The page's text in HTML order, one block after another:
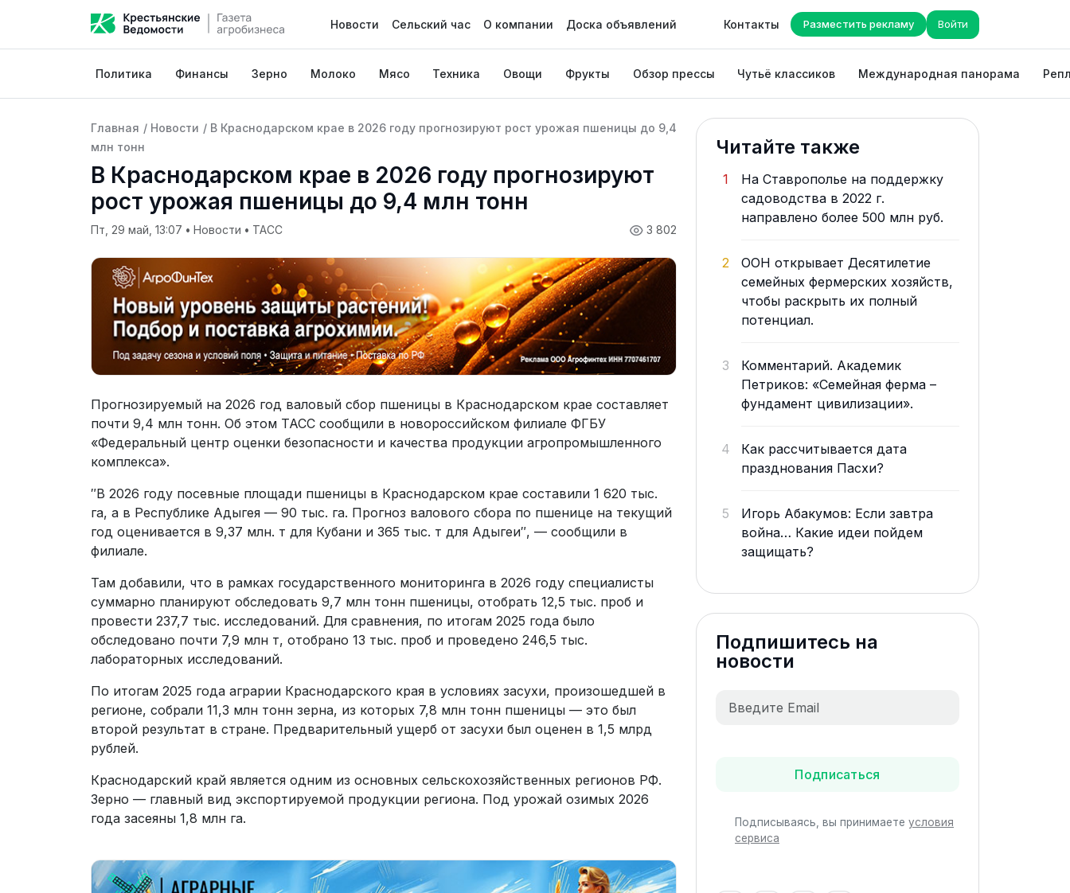
Новости Сельский час О компании Доска объявлений Контакты Разместить рекламу Войти
Политика Финансы Зерно Молоко Мясо Техника Овощи Фрукты Обзор прессы Чутьё классиков Международная панорама
Главная / Новости / В Краснодарском крае в 2026 году прогнозируют рост урожая пшеницы до 9,4
млн тонн
В Краснодарском крае в 2026 году прогнозируют
рост урожая пшеницы до 9,4 млн тонн
3 802
Пт, 29 май, 13:07 • Новости • ТАСС
Прогнозируемый на 2026 год валовый сбор пшеницы в Краснодарском крае составляет
почти 9,4 млн тонн. Об этом ТАСС сообщили в новороссийском филиале ФГБУ
«Федеральный центр оценки безопасности и качества продукции агропромышленного
комплекса».
″В 2026 году посевные площади пшеницы в Краснодарском крае составили 1 620 тыс.
га, а в Республике Адыгея — 90 тыс. га. Прогноз валового сбора по пшенице на текущий
год оценивается в 9,37 млн. т для Кубани и 365 тыс. т для Адыгеи″, — сообщили в
филиале.
Там добавили, что в рамках государственного мониторинга в 2026 году специалисты
суммарно планируют обследовать 9,7 млн тонн пшеницы, отобрать 12,5 тыс. проб и
провести 237,7 тыс. исследований. Для сравнения, по итогам 2025 года было
обследовано почти 7,9 млн т, отобрано 13 тыс. проб и проведено 246,5 тыс.
лабораторных исследований.
По итогам 2025 года аграрии Краснодарского края в условиях засухи, произошедшей в
регионе, собрали 11,3 млн тонн зерна, из которых 7,8 млн тонн пшеницы — это был
второй результат в стране. Предварительный ущерб от засухи был оценен в 1,5 млрд
рублей.
Краснодарский край является одним из основных сельскохозяйственных регионов РФ.
Зерно — главный вид экспортируемой продукции региона. Под урожай озимых 2026
года засеяны 1,8 млн га.
Читайте также
1
На Ставрополье на поддержку
садоводства в 2022 г.
направлено более 500 млн руб.
2
ООН открывает Десятилетие
семейных фермерских хозяйств,
чтобы раскрыть их полный
потенциал.
3
Комментарий. Академик
Петриков: «Семейная ферма –
фундамент цивилизации».
4
Как рассчитывается дата
празднования Пасхи?
5
Игорь Абакумов: Если завтра
война… Какие идеи пойдем
защищать?
Подпишитесь на
новости
Подписаться
Подписываясь, вы принимаете условия
сервиса